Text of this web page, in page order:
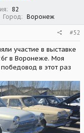
82
Город Воронеж
#52
участие в выставке
в Воронеже. Моя
в этот раз